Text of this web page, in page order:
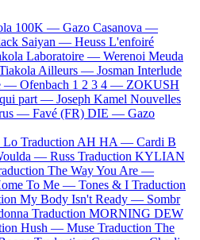
100K — Gazo Casanova —
Saiyan — Heuss L'enfoiré
Laboratoire — Werenoi Meuda
Ailleurs — Josman Interlude
— Ofenbach 1 2 3 4 — ZOKUSH
part — Joseph Kamel Nouvelles
— Favé (FR) DIE — Gazo
Lo Traduction AH HA — Cardi B
— Russ Traduction KYLIAN
The Way You Are —
To Me — Tones & I Traduction
My Body Isn't Ready — Sombr
Traduction MORNING DEW
Hush — Muse Traduction The